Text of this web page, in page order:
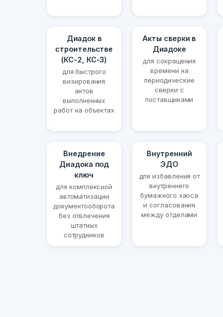
Диадок в
строительстве
(КС-2, КС-3)
для быстрого
визирования
актов
выполненных
работ на объектах
Акты сверки в
Диадоке
для сокращения
времени на
периодические
сверки с
поставщиками
Внедрение
Диадока под
ключ
для комплексной
автоматизации
документооборота
без отвлечения
штатных
сотрудников
Внутренний
ЭДО
для избавления от
внутреннего
бумажного хаоса
и согласования
между отделами